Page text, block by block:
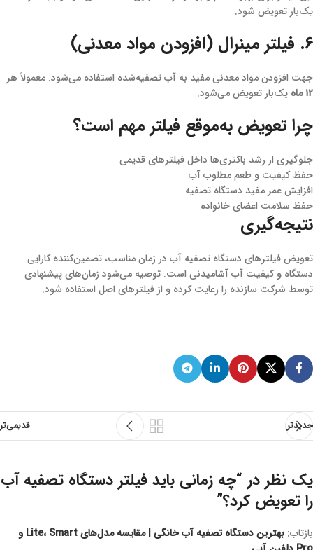
یک‌بار تعویض شود.
۶. فیلتر مینرال (افزودن مواد معدنی)
جهت افزودن مواد معدنی مفید به آب تصفیه‌شده استفاده می‌شود. معمولاً هر
۱۲ ماه
یک‌بار تعویض می‌شود.
چرا تعویض به‌موقع فیلتر مهم است؟
جلوگیری از رشد باکتری‌ها داخل فیلترهای قدیمی
حفظ کیفیت و طعم مطلوب آب
افزایش عمر مفید دستگاه تصفیه
حفظ سلامت اعضای خانواده
نتیجه‌گیری
تعویض فیلترهای دستگاه تصفیه آب در زمان مناسب، تضمین‌کننده کارایی
دستگاه و کیفیت آب آشامیدنی است. توصیه می‌شود زمان‌های پیشنهادی
توسط شرکت سازنده را رعایت کرده و از فیلترهای اصل استفاده شود.
جدیدتر قدیمی‌تر
یک نظر در “چه زمانی باید فیلتر دستگاه تصفیه آب
را تعویض کرد؟”
بازتاب:
بهترین دستگاه تصفیه آب خانگی | مقایسه مدل‌های Lite، Smart و